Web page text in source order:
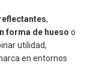
,
forma de hueso o
utilidad,
en entornos